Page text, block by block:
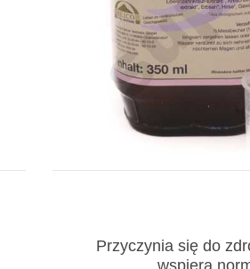
Przyczynia się do